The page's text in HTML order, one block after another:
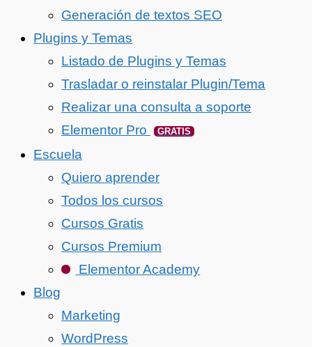
Generación de textos SEO
Plugins y Temas
Listado de Plugins y Temas
Trasladar o reinstalar Plugin/Tema
Realizar una consulta a soporte
Elementor Pro
GRATIS
Escuela
Quiero aprender
Todos los cursos
Cursos Gratis
Cursos Premium
Elementor Academy
Blog
Marketing
WordPress